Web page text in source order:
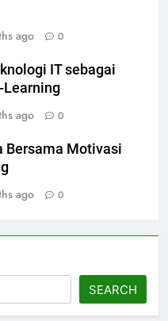
ago 0
IT sebagai
Learning
ago 0
Bersama Motivasi
ago 0
SEARCH